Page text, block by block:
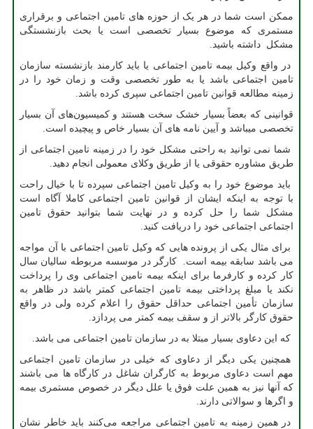
ممکن است شما در هر یک از حوزه های تامین اجتماعی و برقراری
مستمری که موضوع بسیار تخصصی است یا بحث بازنشستگی
مشکل داشته باشید.
در واقع وکیل بیمه تامین اجتماعی یا باید کارمند بازنشسته سازمان
تامین اجتماعی باشد یا به طور تخصصی وقت و زمان خود را در
زمینه مطالعه قوانین تامین اجتماعی سپری کرده باشد.
قوانینی که بعضاً بسیار خشک سخت هستند و کمیسیون‌های آن بسیار
تخصصی میباشد و آیین نامه های آن بسیار خاص و پیچیده است.
شما نمی توانید به راحتی مشکل خود را در زمینه تامین اجتماعی از
طریق مشاوره حقوقی یا از طریق وکلای معمولی انجام دهید.
باید موضوع خود را به وکیل تامین اجتماعی سپرده تا با خیال راحت
با توجه به اینکه ایشان از قوانین تامین اجتماعی کاملا آگاه است
مشکل شما را حل کرده و در نهایت شما بتوانید حقوق تامین
اجتماعی اجتماعی خود را دریافت کنید.
برای مثال یکی از پرونده هایی که وکیل تامین اجتماعی با آن مواجه
می باشد سابقه بیمه است. کارگر در موسسه مربوطه سالیان سال
کار کرده و کارفرما برای اینکه بیمه تامین اجتماعی وی را پرداخت
نکند یا مبلغ پرداختی بیمه تامین اجتماعی کمتر باشد در ظاهر به
سازمان تأمین اجتماعی حداقل حقوق را اعلام کرده ولی در واقع
حقوق کارگر بالاتر از و سقف بیمه کمتر می پردازد.
که این دعاوی بسیار مبتلا به در سازمان تامین اجتماعی می باشد.
همچنین یکی دیگر از دعاوی که خیلی در سازمان تامین اجتماعی
مهم است دعاوی مربوط به کارگران شاغل در کارگاه ها می باشند
که آنها نیز به همین علت فوق یا علل دیگر در خصوص مستمری بیمه
و اگرها و سوالاتی دارند.
در همین زمینه به تامین اجتماعی مراجعه می‌کنند باید خاطر نشان